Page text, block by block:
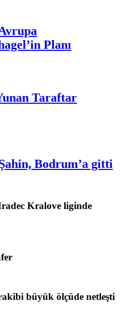
Planı
Taraftar
Bodrum’a gitti
Kralove liginde
büyük ölçüde netleşti